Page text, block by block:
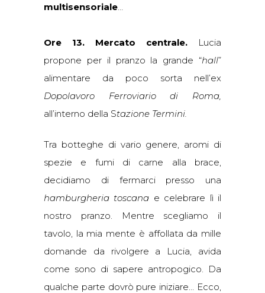
multisensoriale
Ore 13. Mercato centrale. Lucia
propone per il pranzo la grande “hall”
alimentare da poco sorta nell’ex
Dopolavoro Ferroviario di Roma
all’interno della Stazione Termini.
Tra botteghe di vario genere, aromi di
spezie e fumi di carne alla brace,
decidiamo di fermarci presso una
hamburgheria toscana e celebrare lì il
nostro pranzo. Mentre scegliamo il
tavolo, la mia mente è affollata da mille
domande da rivolgere a Lucia, avida
come sono di sapere antropogico. Da
qualche parte dovrò pure iniziare… Ecco,